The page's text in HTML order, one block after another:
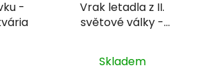
-
Vrak letadla z II.
světové války -
Skladem